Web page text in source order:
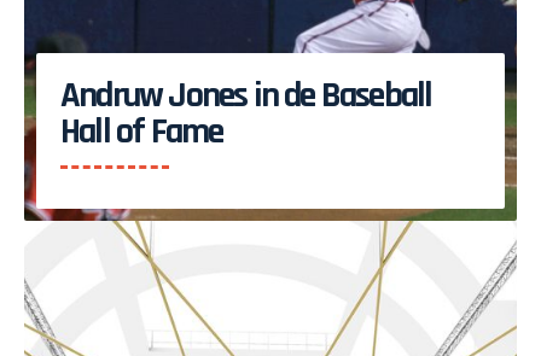
Andruw Jones in de Baseball
Hall of Fame